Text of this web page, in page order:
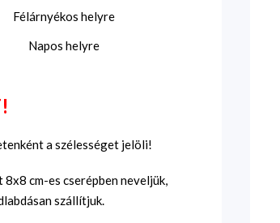
Félárnyékos helyre
Napos helyre
a szélességet jelöli!
cm-es cserépben neveljük,
szállítjuk.